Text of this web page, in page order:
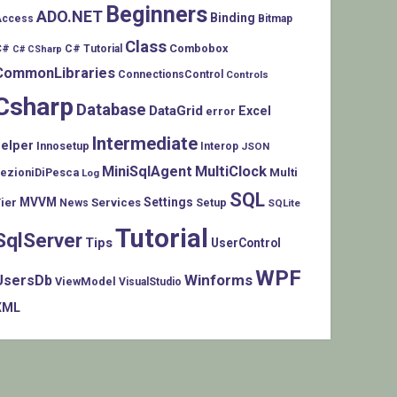
ADO.NET Beginners Binding Bitmap
C# CSharp C# Tutorial Class Combobox
ConnectionsControl Controls
Database DataGrid error Excel
Innosetup Intermediate Interop JSON
Log MiniSqlAgent MultiClock Multi
MVVM News Services Settings Setup SQL SQLite
TipsTutorial UserControl
ViewModel VisualStudio WinformsWPF